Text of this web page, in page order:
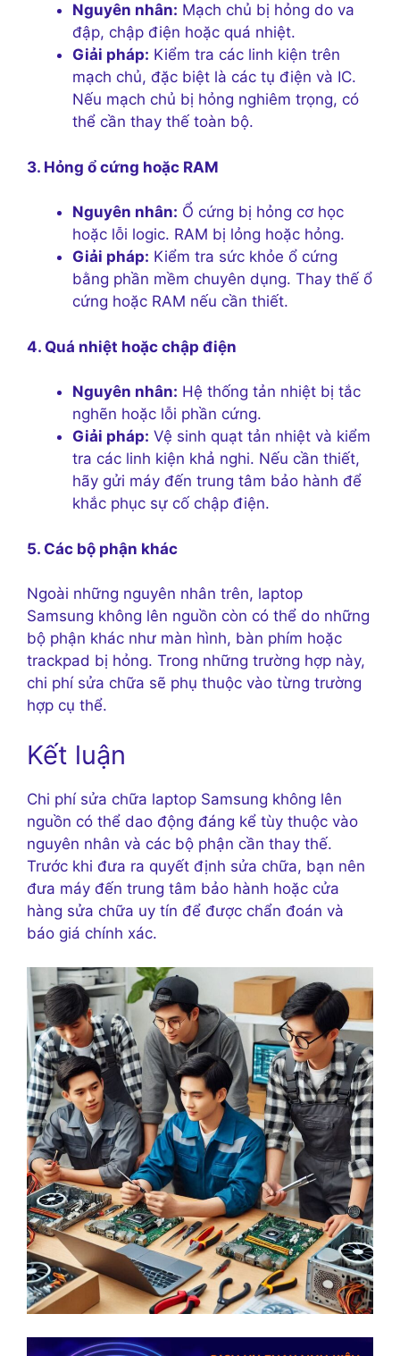
Nguyên nhân: Mạch chủ bị hỏng do va
đập, chập điện hoặc quá nhiệt.
Giải pháp: Kiểm tra các linh kiện trên
mạch chủ, đặc biệt là các tụ điện và IC.
Nếu mạch chủ bị hỏng nghiêm trọng, có
thể cần thay thế toàn bộ.
3. Hỏng ổ cứng hoặc RAM
Nguyên nhân: Ổ cứng bị hỏng cơ học
hoặc lỗi logic. RAM bị lỏng hoặc hỏng.
Giải pháp: Kiểm tra sức khỏe ổ cứng
bằng phần mềm chuyên dụng. Thay thế ổ
cứng hoặc RAM nếu cần thiết.
4. Quá nhiệt hoặc chập điện
Nguyên nhân: Hệ thống tản nhiệt bị tắc
nghẽn hoặc lỗi phần cứng.
Giải pháp: Vệ sinh quạt tản nhiệt và kiểm
tra các linh kiện khả nghi. Nếu cần thiết,
hãy gửi máy đến trung tâm bảo hành để
khắc phục sự cố chập điện.
5. Các bộ phận khác
Ngoài những nguyên nhân trên, laptop
Samsung không lên nguồn còn có thể do những
bộ phận khác như màn hình, bàn phím hoặc
trackpad bị hỏng. Trong những trường hợp này,
chi phí sửa chữa sẽ phụ thuộc vào từng trường
hợp cụ thể.
Kết luận
Chi phí sửa chữa laptop Samsung không lên
nguồn có thể dao động đáng kể tùy thuộc vào
nguyên nhân và các bộ phận cần thay thế.
Trước khi đưa ra quyết định sửa chữa, bạn nên
đưa máy đến trung tâm bảo hành hoặc cửa
hàng sửa chữa uy tín để được chẩn đoán và
báo giá chính xác.